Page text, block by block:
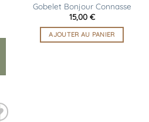
Gobelet Bonjour Connasse
15,00 €
AJOUTER AU PANIER